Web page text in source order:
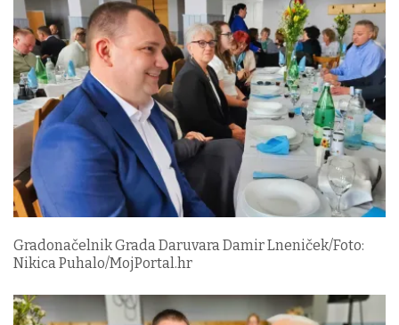
Gradonačelnik Grada Daruvara Damir Lneniček/Foto:
Nikica Puhalo/MojPortal.hr